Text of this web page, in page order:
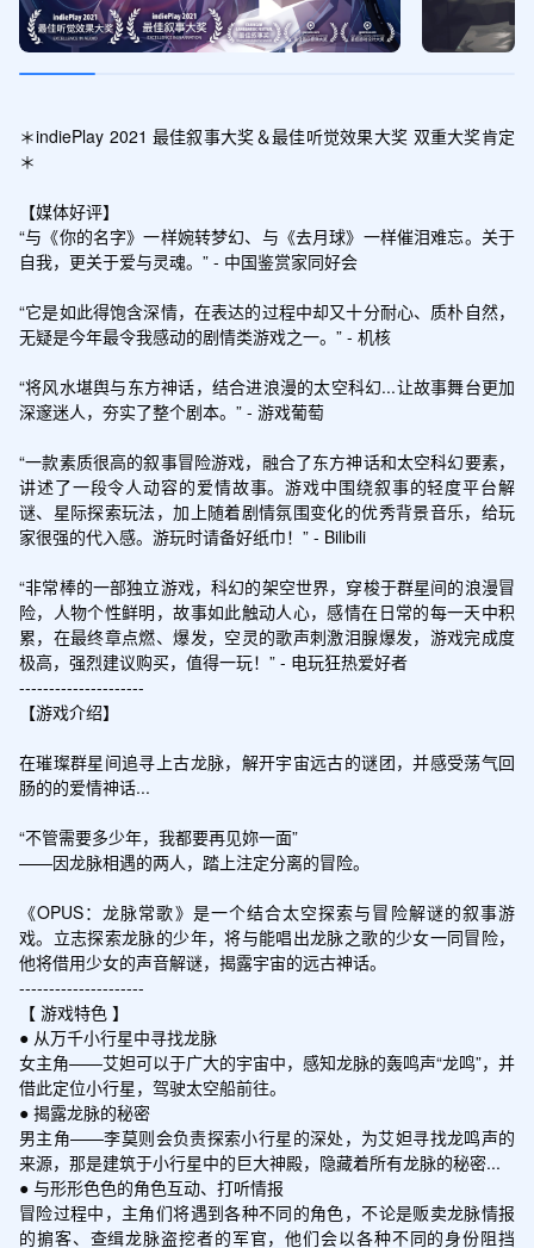
＊indiePlay 2021 最佳叙事大奖＆最佳听觉效果大奖 双重大奖肯定
＊
【媒体好评】
“与《你的名字》一样婉转梦幻、与《去月球》一样催泪难忘。关于
自我，更关于爱与灵魂。” - 中国鉴赏家同好会
“它是如此得饱含深情，在表达的过程中却又十分耐心、质朴自然，
无疑是今年最令我感动的剧情类游戏之一。” - 机核
“将风水堪舆与东方神话，结合进浪漫的太空科幻...让故事舞台更加
深邃迷人，夯实了整个剧本。” - 游戏葡萄
“一款素质很高的叙事冒险游戏，融合了东方神话和太空科幻要素，
讲述了一段令人动容的爱情故事。游戏中围绕叙事的轻度平台解
谜、星际探索玩法，加上随着剧情氛围变化的优秀背景音乐，给玩
家很强的代入感。游玩时请备好纸巾！” - Bilibili
“非常棒的一部独立游戏，科幻的架空世界，穿梭于群星间的浪漫冒
险，人物个性鲜明，故事如此触动人心，感情在日常的每一天中积
累，在最终章点燃、爆发，空灵的歌声刺激泪腺爆发，游戏完成度
极高，强烈建议购买，值得一玩！” - 电玩狂热爱好者
---------------------
【游戏介绍】
在璀璨群星间追寻上古龙脉，解开宇宙远古的谜团，并感受荡气回
肠的的爱情神话...
“不管需要多少年，我都要再见妳一面”
——因龙脉相遇的两人，踏上注定分离的冒险。
《OPUS：龙脉常歌》是一个结合太空探索与冒险解谜的叙事游
戏。立志探索龙脉的少年，将与能唱出龙脉之歌的少女一同冒险，
他将借用少女的声音解谜，揭露宇宙的远古神话。
---------------------
【 游戏特色 】
● 从万千小行星中寻找龙脉
女主角——艾妲可以于广大的宇宙中，感知龙脉的轰鸣声“龙鸣”，并
借此定位小行星，驾驶太空船前往。
● 揭露龙脉的秘密
男主角——李莫则会负责探索小行星的深处，为艾妲寻找龙鸣声的
来源，那是建筑于小行星中的巨大神殿，隐藏着所有龙脉的秘密...
● 与形形色色的角色互动、打听情报
冒险过程中，主角们将遇到各种不同的角色，不论是贩卖龙脉情报
的掮客、查缉龙脉盗挖者的军官，他们会以各种不同的身份阻挡